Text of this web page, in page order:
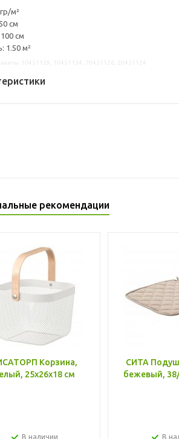
м²
см
см
1.50 м²
рекомендации
Корзина,
25x26x18 см
В наличии
СИТА
бежевый,
В